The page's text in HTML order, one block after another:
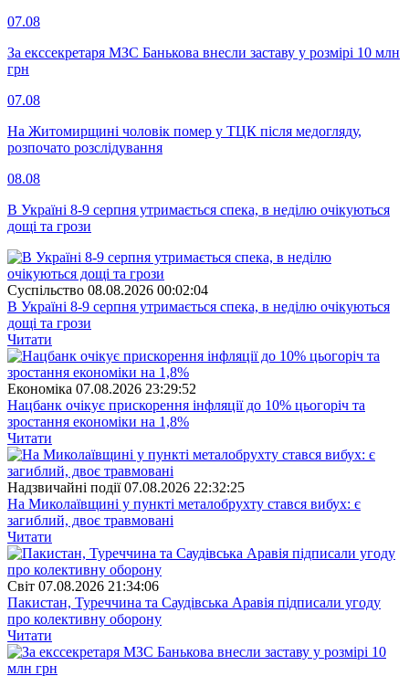
07.08
За екссекретаря МЗС Банькова внесли заставу у розмірі 10 млн
грн
07.08
На Житомирщині чоловік помер у ТЦК після медогляду,
розпочато розслідування
08.08
В Україні 8-9 серпня утримається спека, в неділю очікуються
дощі та грози
Суспiльство 08.08.2026 00:02:04
В Україні 8-9 серпня утримається спека, в неділю очікуються
дощі та грози
Читати
Економіка 07.08.2026 23:29:52
Нацбанк очікує прискорення інфляції до 10% цьогоріч та
зростання економіки на 1,8%
Читати
Надзвичайні події 07.08.2026 22:32:25
На Миколаївщині у пункті металобрухту стався вибух: є
загиблий, двоє травмовані
Читати
Свiт 07.08.2026 21:34:06
Пакистан, Туреччина та Саудівська Аравія підписали угоду
про колективну оборону
Читати